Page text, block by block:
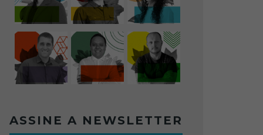
ASSINE A NEWSLETTER